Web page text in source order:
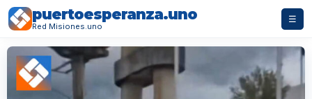
puertoesperanza.uno
Red Misiones.uno
☰